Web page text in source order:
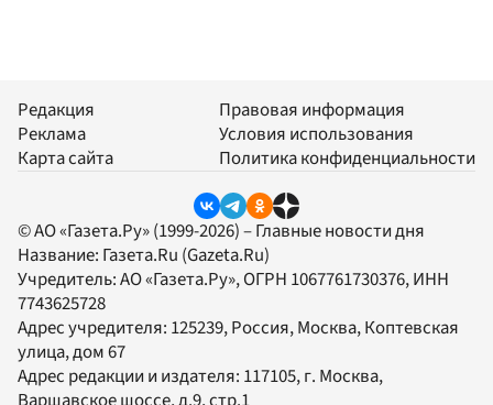
Редакция
Реклама
Карта сайта
Правовая информация
Условия использования
Политика конфиденциальности
© АО «Газета.Ру» (1999-2026) – Главные новости дня
Название: Газета.Ru (Gazeta.Ru)
Учредитель:АО «Газета.Ру», ОГРН 1067761730376, ИНН
7743625728
Адрес учредителя: 125239, Россия, Москва, Коптевская
улица, дом 67
Адрес редакции и издателя: 117105, г. Москва,